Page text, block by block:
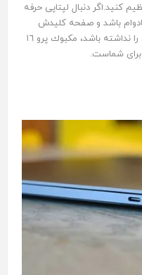
كنيد.اگر دنبال لپتاپى حرفه
باشد و صفحه كليدش
مشكلات مكبوك هاى قبلى هم رده خود را نداشته باشد، مكبوك پرو ١٦
براى شماست.